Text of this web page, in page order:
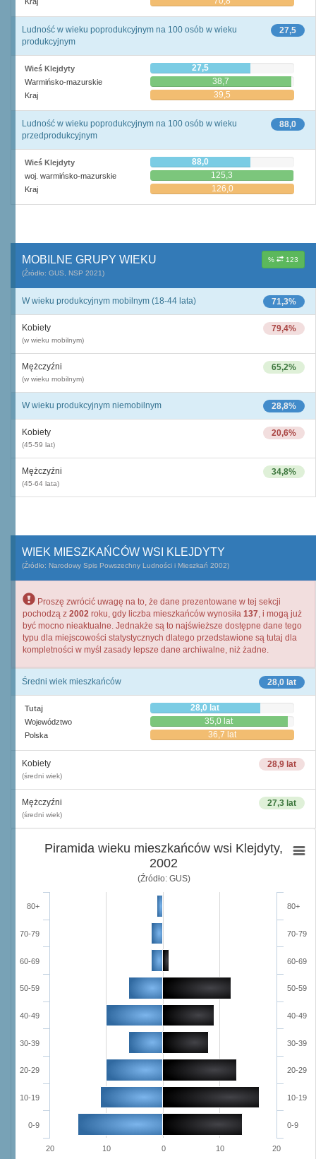
27,5
Ludność w wieku poprodukcyjnym na 100 osób w wieku
produkcyjnym
Wieś Klejdyty 27,5
Warmińsko-mazurskie 38,7
Kraj 39,5
88,0
Ludność w wieku poprodukcyjnym na 100 osób w wieku
przedprodukcyjnym
Wieś Klejdyty 88,0
woj. warmińsko-mazurskie 125,3
Kraj 126,0
% 123
MOBILNE GRUPY WIEKU
(Źródło: GUS, NSP 2021)
71,3%
W wieku produkcyjnym mobilnym (18-44 lata)
79,4%
Kobiety
(w wieku mobilnym)
65,2%
Mężczyźni
(w wieku mobilnym)
28,8%
W wieku produkcyjnym niemobilnym
20,6%
Kobiety
(45-59 lat)
34,8%
Mężczyźni
(45-64 lata)
WIEK MIESZKAŃCÓW WSI KLEJDYTY
(Źródło: Narodowy Spis Powszechny Ludności i Mieszkań 2002)
Proszę zwrócić uwagę na to, że dane prezentowane w tej sekcji
pochodzą z 2002 roku, gdy liczba mieszkańców wynosiła 137, i mogą już
być mocno nieaktualne. Jednakże są to najświeższe dostępne dane tego
typu dla miejscowości statystycznych dlatego przedstawione są tutaj dla
kompletności w myśl zasady lepsze dane archiwalne, niż żadne.
28,0 lat
Średni wiek mieszkańców
Tutaj 28,0 lat
Województwo 35,0 lat
Polska 36,7 lat
28,9 lat
Kobiety
(średni wiek)
27,3 lat
Mężczyźni
(średni wiek)
Piramida wieku mieszkańców wsi Klejdyty,
2002
(Źródło: GUS)
0-9
10-19
20-29
30-39
40-49
50-59
60-69
70-79
80+
0-9
10-19
20-29
30-39
40-49
50-59
60-69
70-79
80+
20 10 0 10 20